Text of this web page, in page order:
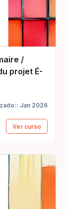
/
projet É-
Jan 2026
Ver curso